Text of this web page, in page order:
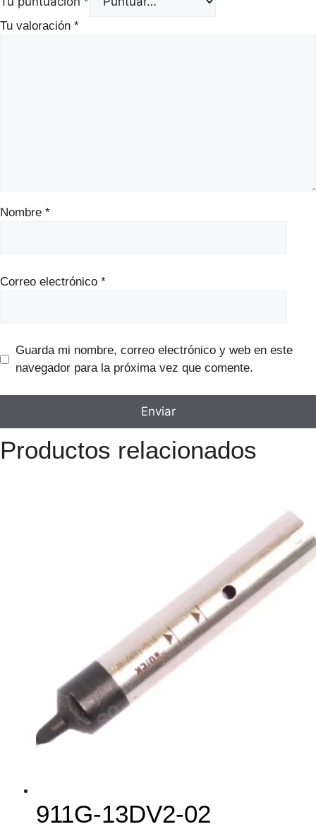
Tu valoración *
Nombre *
Correo electrónico *
Guarda mi nombre, correo electrónico y web en este
navegador para la próxima vez que comente.
Productos relacionados
911G-13DV2-02